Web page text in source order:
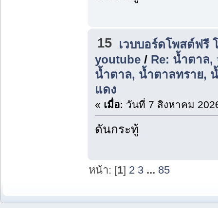
15 เวบบอร์ดโพสต์ฟรี
youtube/ Re: น้ำตาล,
น้ำตาล, น้ำตาลทราย,
แดง
« เมื่อ: วันที่ 7 สิงหาคม
ดันกระทู้
หน้า: [1] 2 3 ... 85